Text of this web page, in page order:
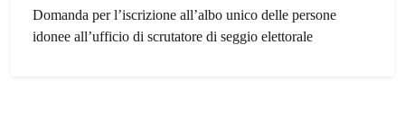
Domanda per l’iscrizione all’albo unico delle persone
idonee all’ufficio di scrutatore di seggio elettorale